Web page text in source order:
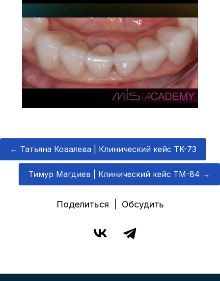
← Татьяна Ковалева | Клинический кейс TK-73
Тимур Магдиев | Клинический кейс TM-84 →
Поделиться | Обсудить